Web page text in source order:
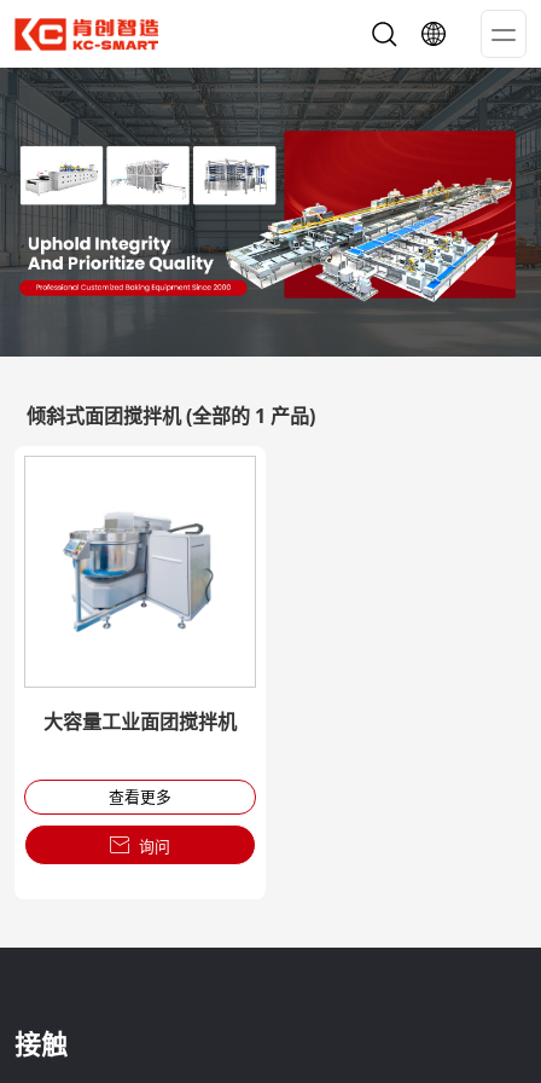
倾斜式面团搅拌机(全部的 1 产品)
大容量工业面团搅拌机
查看更多
 询问
接触